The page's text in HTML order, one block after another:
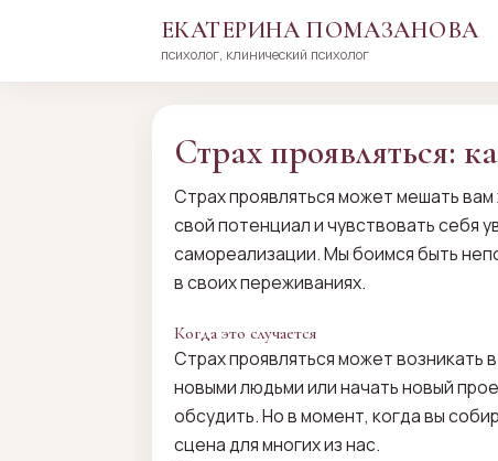
ЕКАТЕРИНА ПОМАЗАНОВА
психолог, клинический психолог
Страх проявляться:
Страх проявляться может мешать
свой потенциал и чувствовать себя
самореализации. Мы боимся быть
в своих переживаниях.
Когда это случается
Страх проявляться может возникать
новыми людьми или начать новый
обсудить. Но в момент, когда вы
сцена для многих из нас.